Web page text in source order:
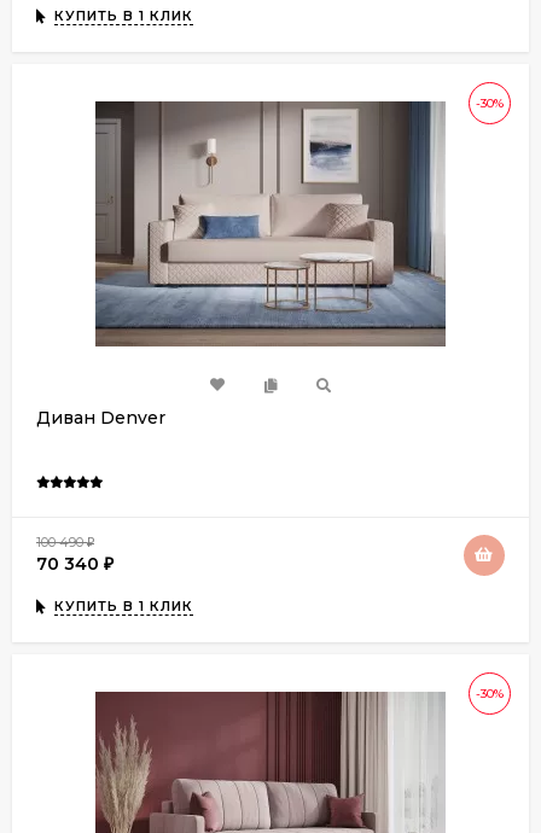
КУПИТЬ В 1 КЛИК
-30%
Диван Denver
100 490₽
70 340 ₽
КУПИТЬ В 1 КЛИК
-30%